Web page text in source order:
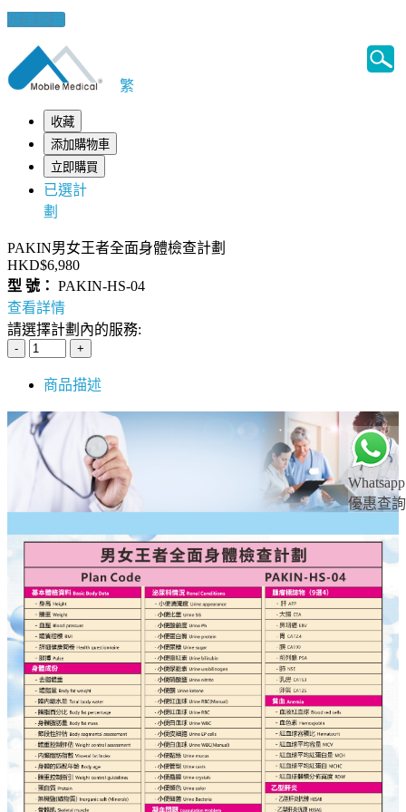
健康錦囊
Whatsapp
優惠查詢
繁
收藏
添加購物車
立即購買
已選計
劃
PAKIN男女王者全面身體檢查計劃
HKD$6,980
型 號： PAKIN-HS-04
查看詳情
請選擇計劃內的服務:
商品描述